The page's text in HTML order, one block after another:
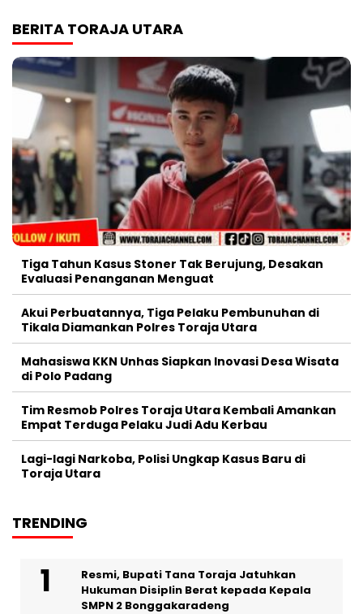
BERITA TORAJA UTARA
Tiga Tahun Kasus Stoner Tak Berujung, Desakan
Evaluasi Penanganan Menguat
Akui Perbuatannya, Tiga Pelaku Pembunuhan di
Tikala Diamankan Polres Toraja Utara
Mahasiswa KKN Unhas Siapkan Inovasi Desa Wisata
di Polo Padang
Tim Resmob Polres Toraja Utara Kembali Amankan
Empat Terduga Pelaku Judi Adu Kerbau
Lagi-lagi Narkoba, Polisi Ungkap Kasus Baru di
Toraja Utara
TRENDING
Resmi, Bupati Tana Toraja Jatuhkan
Hukuman Disiplin Berat kepada Kepala
SMPN 2 Bonggakaradeng